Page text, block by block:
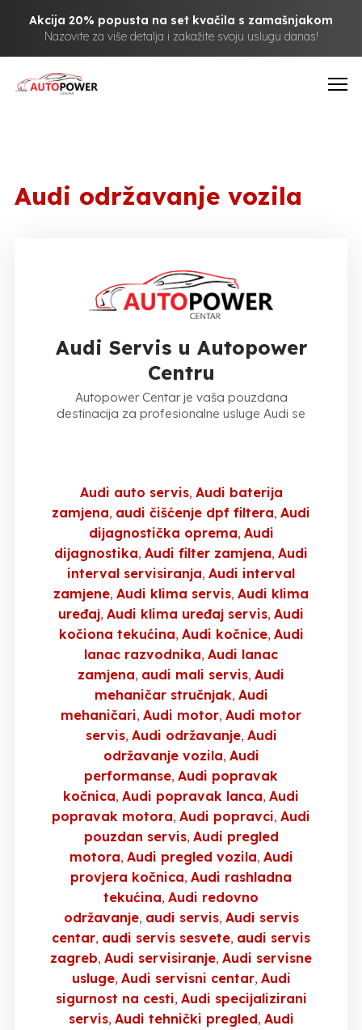
Akcija 20% popusta na set kvačila s zamašnjakom
Nazovite za više detalja i zakažite svoju uslugu danas!
Audi održavanje vozila
Audi Servis u Autopower
Centru
Autopower Centar je vaša pouzdana
destinacija za profesionalne usluge Audi se
Audi auto servis Audi baterija
zamjena audi čišćenje dpf filtera Audi
dijagnostička oprema Audi
dijagnostika Audi filter zamjena Audi
interval servisiranja Audi interval
zamjene Audi klima servis Audi klima
uređaj Audi klima uređaj servis Audi
kočiona tekućina Audi kočnice Audi
lanac razvodnika Audi lanac
zamjena audi mali servis Audi
mehaničar stručnjak Audi
mehaničari Audi motor Audi motor
servis Audi održavanje Audi
održavanje vozila Audi
performanse Audi popravak
kočnica Audi popravak lanca Audi
popravak motora Audi popravci Audi
pouzdan servis Audi pregled
motora Audi pregled vozila Audi
provjera kočnica Audi rashladna
tekućina Audi redovno
održavanje audi servis Audi servis
centar audi servis sesvete audi servis
zagreb Audi servisiranje Audi servisne
usluge Audi servisni centar Audi
sigurnost na cesti Audi specijalizirani
servis Audi tehnički pregled Audi